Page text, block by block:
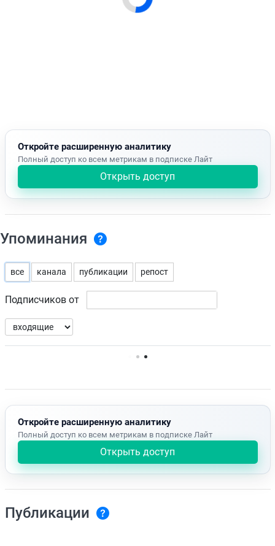
Откройте расширенную аналитику
Полный доступ ко всем метрикам в подписке Лайт
Открыть доступ
Упоминания
все канала публикации репост
Подписчиков от
Нет доступных упоминаний.
Откройте расширенную аналитику
Полный доступ ко всем метрикам в подписке Лайт
Открыть доступ
Публикации